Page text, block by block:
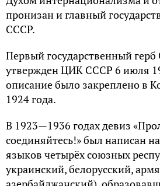
пронизан и главный
СССР.
Первый государственный
утвержден ЦИК СССР 6 июля
описание было закреплено в
1924 года.
В 1923—1936 годах девиз
соединяйтесь!» был написан
языков четырёх союзных
украинский, белорусский,